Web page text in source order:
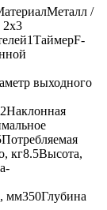
/
2х3
выходного
кг8.5Высота,
мм350Глубина